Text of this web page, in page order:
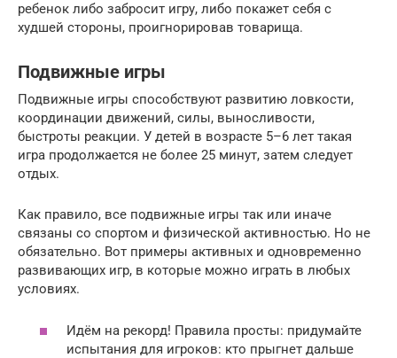
ребенок либо забросит игру, либо покажет себя с
худшей стороны, проигнорировав товарища.
Подвижные игры
Подвижные игры способствуют развитию ловкости,
координации движений, силы, выносливости,
быстроты реакции. У детей в возрасте 5–6 лет такая
игра продолжается не более 25 минут, затем следует
отдых.
Как правило, все подвижные игры так или иначе
связаны со спортом и физической активностью. Но не
обязательно. Вот примеры активных и одновременно
развивающих игр, в которые можно играть в любых
условиях.
Идём на рекорд! Правила просты: придумайте
испытания для игроков: кто прыгнет дальше